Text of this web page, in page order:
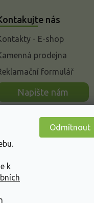
k
Odmítnout
nás
- E-shop
prodejna
formulář
Napište nám